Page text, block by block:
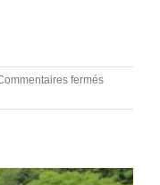
ferméssur
TERRAINS
le